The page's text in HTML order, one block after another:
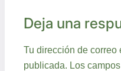
Deja una
Tu dirección de correo
publicada. Los